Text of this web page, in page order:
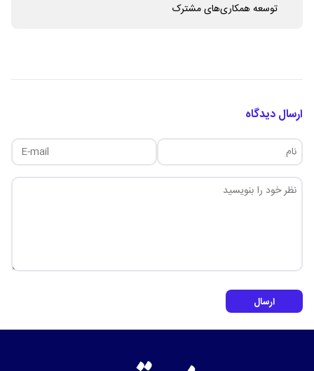
توسعه همکاری‌های مشترک
ارسال دیدگاه
ارسال